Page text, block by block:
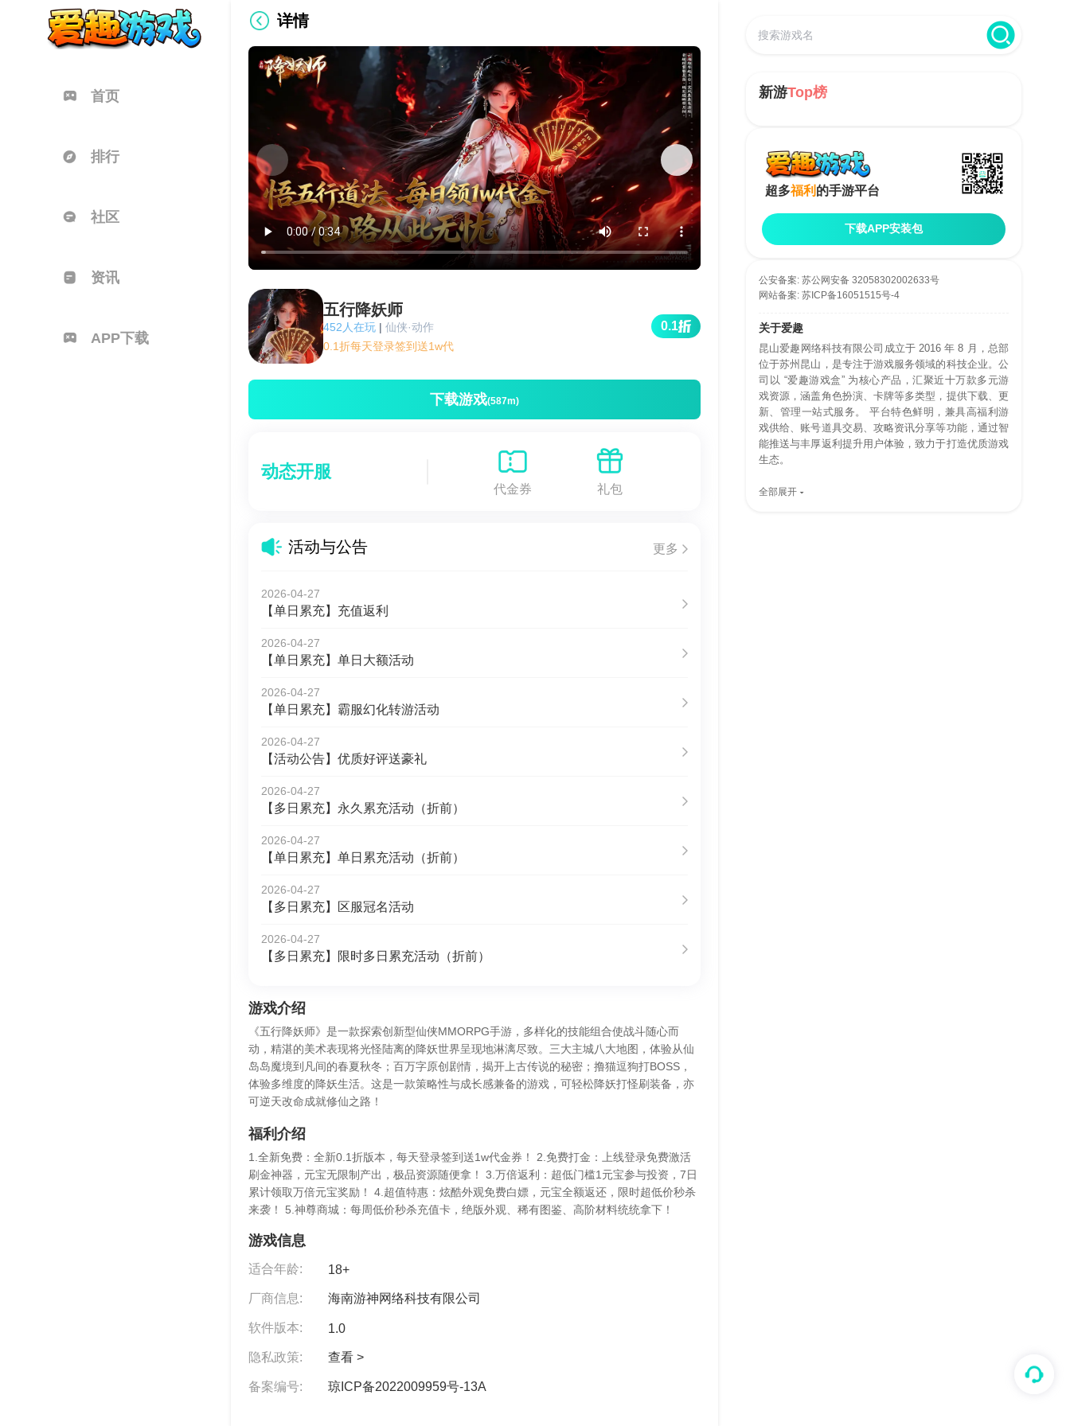
首页
排行
社区
资讯
APP下载
详情
五行降妖师
452人在玩 | 仙侠·动作
0.1折每天登录签到送1w代
0.1
下载游戏(587m)
动态开服
代金券 礼包
活动与公告 更多
2026-04-27
【单日累充】充值返利
2026-04-27
【单日累充】单日大额活动
2026-04-27
【单日累充】霸服幻化转游活动
2026-04-27
【活动公告】优质好评送豪礼
2026-04-27
【多日累充】永久累充活动（折前）
2026-04-27
【单日累充】单日累充活动（折前）
2026-04-27
【多日累充】区服冠名活动
2026-04-27
【多日累充】限时多日累充活动（折前）
游戏介绍
《五行降妖师》是一款探索创新型仙侠MMORPG手游，多样化的技能组合使战斗随心而
动，精湛的美术表现将光怪陆离的降妖世界呈现地淋漓尽致。三大主城八大地图，体验从仙
岛岛魔境到凡间的春夏秋冬；百万字原创剧情，揭开上古传说的秘密；撸猫逗狗打BOSS，
体验多维度的降妖生活。这是一款策略性与成长感兼备的游戏，可轻松降妖打怪刷装备，亦
可逆天改命成就修仙之路！
福利介绍
1.全新免费：全新0.1折版本，每天登录签到送1w代金券！ 2.免费打金：上线登录免费激活
刷金神器，元宝无限制产出，极品资源随便拿！ 3.万倍返利：超低门槛1元宝参与投资，7日
累计领取万倍元宝奖励！ 4.超值特惠：炫酷外观免费白嫖，元宝全额返还，限时超低价秒杀
来袭！ 5.神尊商城：每周低价秒杀充值卡，绝版外观、稀有图鉴、高阶材料统统拿下！
游戏信息
适合年龄: 18+
厂商信息: 海南游神网络科技有限公司
软件版本: 1.0
隐私政策: 查看 >
备案编号: 琼ICP备2022009959号-13A
新游Top榜
超多福利 的手游平台
下载APP安装包
公安备案: 苏公网安备 32058302002633号
网站备案: 苏ICP备16051515号-4
关于爱趣
昆山爱趣网络科技有限公司成立于 2016 年 8 月，总部
位于苏州昆山，是专注于游戏服务领域的科技企业。公
司以 “爱趣游戏盒” 为核心产品，汇聚近十万款多元游
戏资源，涵盖角色扮演、卡牌等多类型，提供下载、更
新、管理一站式服务。 平台特色鲜明，兼具高福利游
戏供给、账号道具交易、攻略资讯分享等功能，通过智
能推送与丰厚返利提升用户体验，致力于打造优质游戏
生态。
全部展开